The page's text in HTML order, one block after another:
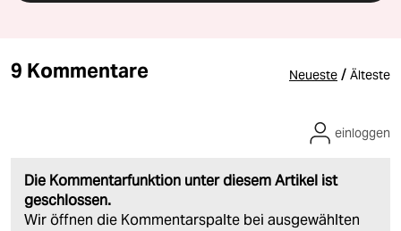
9 Kommentare Neueste / Älteste
Die Kommentarfunktion unter diesem Artikel ist
geschlossen.
Wir öffnen die Kommentarspalte bei ausgewählten
einloggen